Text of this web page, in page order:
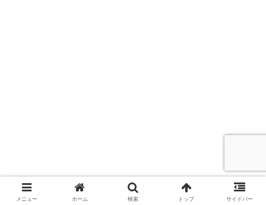
メニュー ホーム 検索 トップ サイドバー